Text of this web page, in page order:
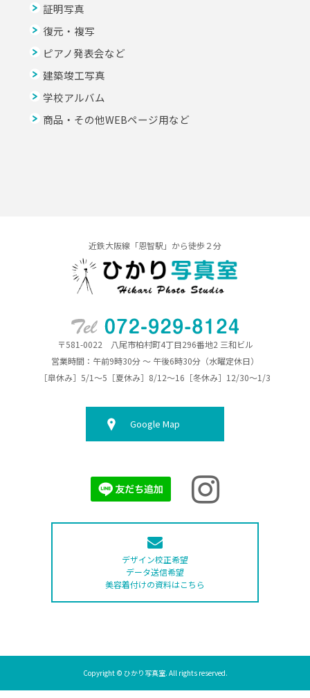
証明写真
復元・複写
ピアノ発表会など
建築竣工写真
学校アルバム
商品・その他WEBページ用など
近鉄大阪線「恩智駅」から徒歩２分
〒581-0022 八尾市柏村町4丁目296番地2 三和ビル
営業時間：午前9時30分 ～ 午後6時30分（水曜定休日）
［皐休み］5/1～5［夏休み］8/12～16［冬休み］12/30～1/3
Google Map
デザイン校正希望
データ送信希望
美容着付けの資料はこちら
Copyright © ひかり写真室. All rights reserved.